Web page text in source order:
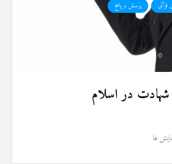
قرآنی پرسش و پاسخ
در اسلام